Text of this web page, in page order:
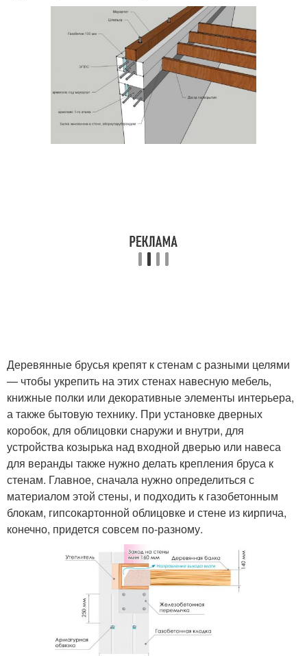
Деревянные брусья крепят к стенам с разными целями
— чтобы укрепить на этих стенах навесную мебель,
книжные полки или декоративные элементы интерьера,
а также бытовую технику. При установке дверных
коробок, для облицовки снаружи и внутри, для
устройства козырька над входной дверью или навеса
для веранды также нужно делать крепления бруса к
стенам. Главное, сначала нужно определиться с
материалом этой стены, и подходить к газобетонным
блокам, гипсокартонной облицовке и стене из кирпича,
конечно, придется совсем по-разному.